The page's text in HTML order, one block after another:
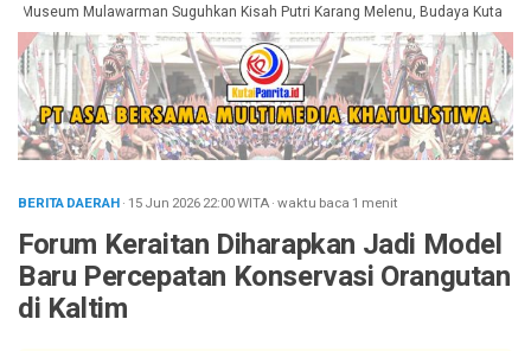
Museum Mulawarman Suguhkan Kisah Putri Karang Melenu, Budaya Kutai
BERITA DAERAH· 15 Jun 202622:00WITA·waktu baca 1 menit
Forum Keraitan Diharapkan Jadi Model
Baru Percepatan Konservasi Orangutan
di Kaltim